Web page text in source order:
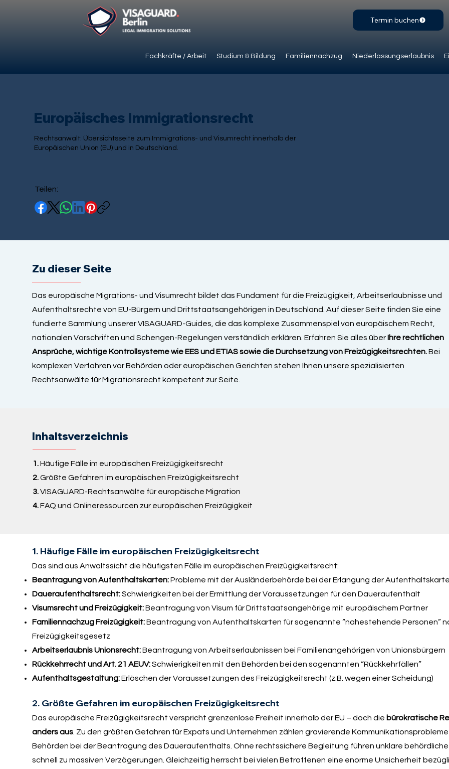
Fachkräfte / Arbeit Studium & Bildung Familiennachzug Niederlassungserlaubnis
Termin buchen
Europäisches Immigrationsrecht
Rechtsanwalt: Übersichtsseite zum Immigrations- und Visumrecht innerhalb der
Europäischen Union (EU) und in Deutschland.
Teilen:
Zu dieser Seite
Das europäische Migrations- und Visumrecht bildet das Fundament für die Freizügigkeit, Arbeitserlaubnisse und
Aufenthaltsrechte von EU-Bürgern und Drittstaatsangehörigen in Deutschland. Auf dieser Seite finden Sie eine
fundierte Sammlung unserer VISAGUARD-Guides, die das komplexe Zusammenspiel von europäischem Recht,
nationalen Vorschriften und Schengen-Regelungen verständlich erklären. Erfahren Sie alles über Ihre rechtlichen
Ansprüche, wichtige Kontrollsysteme wie EES und ETIAS sowie die Durchsetzung von Freizügigkeitsrechten.Bei
komplexen Verfahren vor Behörden oder europäischen Gerichten stehen Ihnen unsere spezialisierten
Rechtsanwälte für Migrationsrecht kompetent zur Seite.
Inhaltsverzeichnis
1.Häufige Fälle im europäischen Freizügigkeitsrecht
2.Größte Gefahren im europäischen Freizügigkeitsrecht
3.VISAGUARD-Rechtsanwälte für europäische Migration
4.FAQ und Onlineressourcen zur europäischen Freizügigkeit
1. Häufige Fälle im europäischen Freizügigkeitsrecht
Das sind aus Anwaltssicht die häufigsten Fälle im europäischen Freizügigkeitsrecht:
Beantragung von Aufenthaltskarten:Probleme mit der Ausländerbehörde bei der Erlangung der Aufenthaltskarte
Daueraufenthaltsrecht:Schwierigkeiten bei der Ermittlung der Voraussetzungen für den Daueraufenthalt
Visumsrecht und Freizügigkeit:Beantragung von Visum für Drittstaatsangehörige mit europäischem Partner
Familiennachzug Freizügigkeit:Beantragung von Aufenthaltskarten für sogenannte “nahestehende Personen”
Freizügigkeitsgesetz
Arbeitserlaubnis Unionsrecht:Beantragung von Arbeitserlaubnissen bei Familienangehörigen von Unionsbürgern
Rückkehrrecht und Art. 21 AEUV:Schwierigkeiten mit den Behörden bei den sogenannten “Rückkehrfällen”
Aufenthaltsgestaltung:Erlöschen der Voraussetzungen des Freizügigkeitsrecht (z.B. wegen einer Scheidung)
2. Größte Gefahren im europäischen Freizügigkeitsrecht
Das europäische Freizügigkeitsrecht verspricht grenzenlose Freiheit innerhalb der EU – doch die bürokratische
anders aus. Zu den größten Gefahren für Expats und Unternehmen zählen gravierende
Behörden bei der Beantragung des Daueraufenthalts. Ohne rechtssichere Begleitung führen unklare
schnell zu massiven Verzögerungen. Gleichzeitig herrscht bei vielen Betroffenen eine enorme Unsicherheit